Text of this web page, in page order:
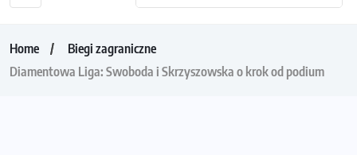
Home
Biegi zagraniczne
Diamentowa Liga: Swoboda i Skrzyszowska o krok od podium